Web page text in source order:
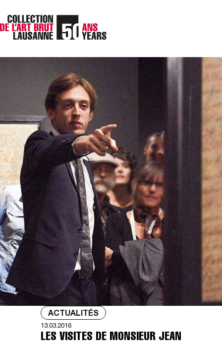
ACTUALITÉS
13.03.2016
LES VISITES DE MONSIEUR JEAN